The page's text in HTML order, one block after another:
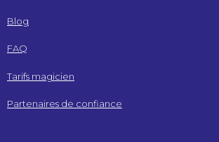
Blog
FAQ
Tarifs magicien
Partenaires de confiance